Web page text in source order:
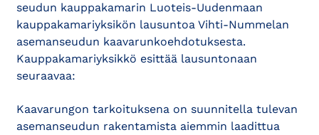
seudun kauppakamarin Luoteis-Uudenmaan
kauppakamariyksikön lausuntoa Vihti-Nummelan
asemanseudun kaavarunkoehdotuksesta.
Kauppakamariyksikkö esittää lausuntonaan
seuraavaa:
Kaavarungon tarkoituksena on suunnitella tulevan
asemanseudun rakentamista aiemmin laadittua